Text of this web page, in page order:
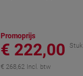
Promoprijs
€ 222,00 Stuk
€ 268,62 Incl. btw